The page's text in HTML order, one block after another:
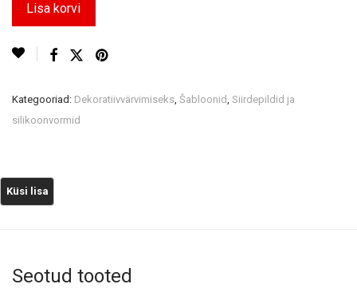
Lisa korvi
Kategooriad: Dekoratiivvärvimiseks, Šabloonid, Siirdepildid ja
silikoonvormid
Seotud tooted